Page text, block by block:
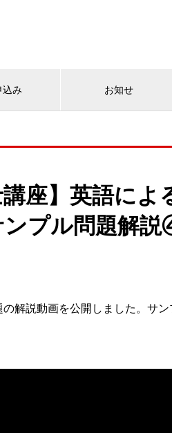
込み お知せ
講座】英語に
ンプル問題解
解説動画を公開しました。サ